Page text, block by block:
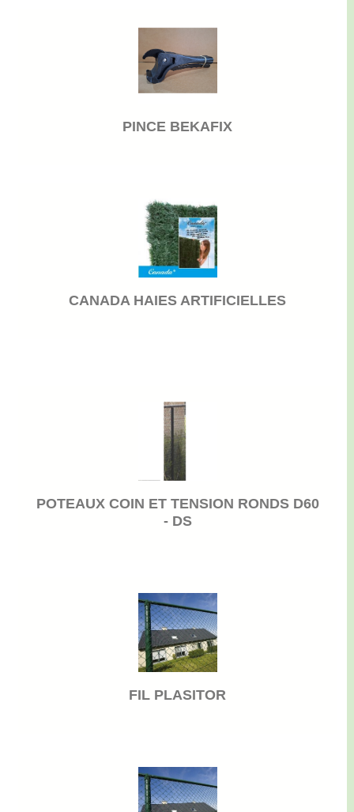
PINCE BEKAFIX
CANADA HAIES ARTIFICIELLES
POTEAUX COIN ET TENSION RONDS D60
- DS
FIL PLASITOR